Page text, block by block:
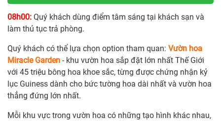
08h00: Quý khách dùng điểm tâm sáng tại khách sạn và
làm thủ tục trả phòng.
Quý khách có thể lựa chọn option tham quan: Vườn hoa
Miracle Garden - khu vườn hoa sắp đặt lớn nhất Thế Giới
với 45 triệu bông hoa khoe sắc, từng được chứng nhận kỷ
lục Guiness dành cho bức tường hoa dài nhất và vườn hoa
thẳng đứng lớn nhất.
Mỗi khu vực trong vườn hoa có những tạo hình khác nhau,